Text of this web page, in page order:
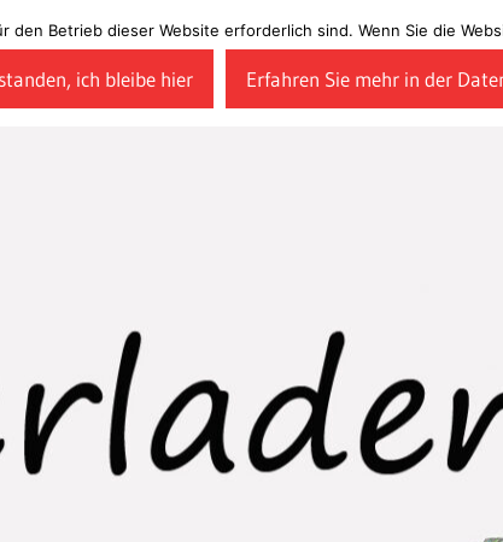
den Betrieb dieser Website erforderlich sind. Wenn Sie die
ich bleibe hier Erfahren Sie mehr in der